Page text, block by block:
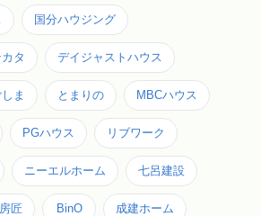
国分ハウジング
タ デイジャストハウス
ま とまりの MBCハウス
PGハウス リブワーク
ニーエルホーム 七呂建設
匠 BinO 成建ホーム